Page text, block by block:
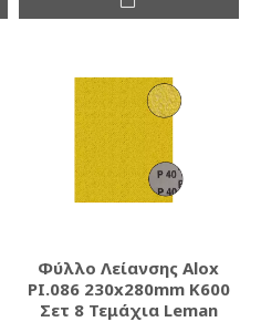
Φύλλο Λείανσης Alox
PI.086 230x280mm K600
Σετ 8 Τεμάχια Leman